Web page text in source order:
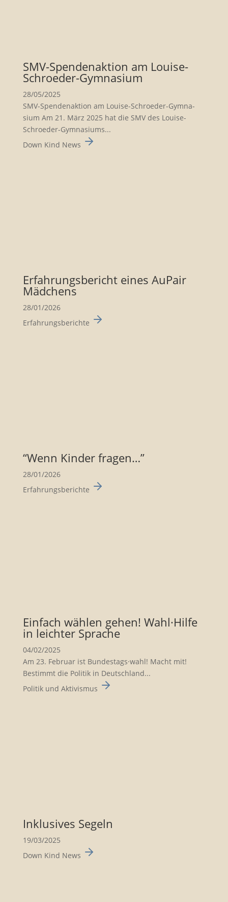
SMV-Spenden­ak­tion am Louise-
Schroeder-Gymna­sium
28/05/2025
SMV-Spenden­ak­tion am Louise-Schroeder-Gymna­
sium Am 21. März 2025 hat die SMV des Louise-
Schroeder-Gymna­siums...
Down Kind News
Erfah­rungs­be­richt eines AuPair
Mädchens
28/01/2026
Erfahrungsberichte
“Wenn Kinder fragen…”
28/01/2026
Erfahrungsberichte
Einfach wählen gehen! Wahl·Hilfe
in leichter Sprache
04/02/2025
Am 23. Februar ist Bundes­tags·wahl! Macht mit!
Bestimmt die Politik in Deutsch­land...
Politik und Aktivismus
Inklu­sives Segeln
19/03/2025
Down Kind News